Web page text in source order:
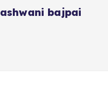
ashwani bajpai